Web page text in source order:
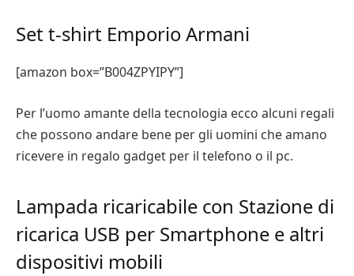
Set t-shirt Emporio Armani
[amazon box=”B004ZPYIPY”]
Per l’uomo amante della tecnologia ecco alcuni regali
che possono andare bene per gli uomini che amano
ricevere in regalo gadget per il telefono o il pc.
Lampada ricaricabile con Stazione di
ricarica USB per Smartphone e altri
dispositivi mobili